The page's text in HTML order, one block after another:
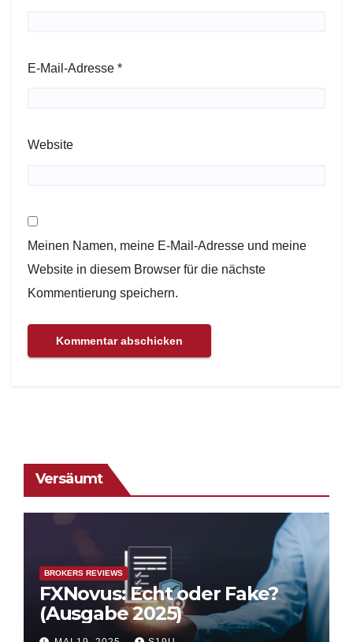
E-Mail-Adresse *
Website
Meinen Namen, meine E-Mail-Adresse und meine
Website in diesem Browser für die nächste
Kommentierung speichern.
Versäumt
BROKERS REVIEWS
FXNovus: Echt oder Fake?
(Ausgabe 2025)